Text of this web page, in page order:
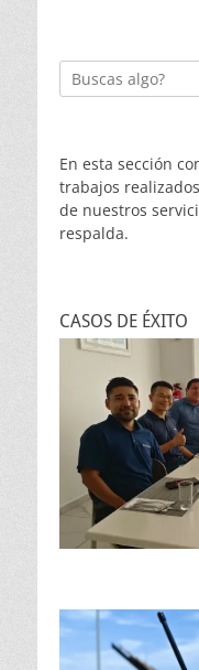
Buscar:
En esta sección
trabajos
de nuestros
respalda.
CASOS DE ÉXITO